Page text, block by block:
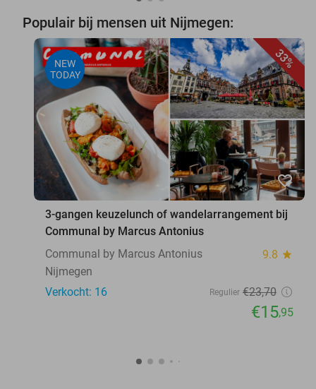
Populair bij mensen uit Nijmegen:
33%
NEW
TODAY
favorite_border
3-gangen keuzelunch of wandelarrangement bij
Communal by Marcus Antonius
Communal by Marcus Antonius
9.8 star
Nijmegen
Verkocht: 16
Regulier €23,70
€15,95